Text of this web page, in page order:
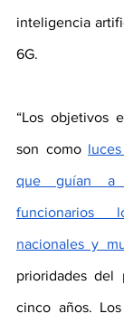
inteligencia
6G.
“Los objetivos
son como
que guían a
funcionarios
nacionales y
prioridades del
cinco años.